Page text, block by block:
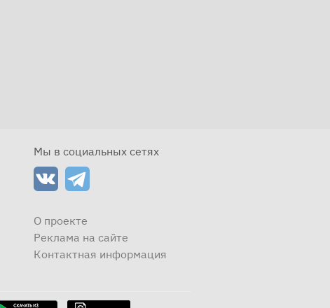
Мы в социальных сетях
О проекте
Реклама на сайте
Контактная информация